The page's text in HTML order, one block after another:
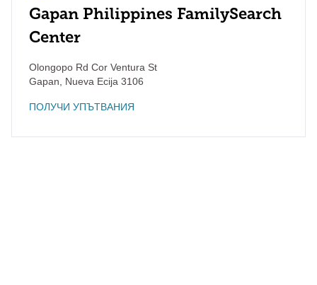
Gapan Philippines FamilySearch
Center
Olongopo Rd Cor Ventura St
Gapan
Nueva Ecija 3106
ПОЛУЧИ УПЪТВАНИЯ